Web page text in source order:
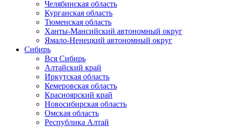
Челябинская область
Курганская область
Тюменская область
Ханты-Мансийский автономный округ
Ямало-Ненецкий автономный округ
Сибирь
Вся Сибирь
Алтайский край
Иркутская область
Кемеровская область
Красноярский край
Новосибирская область
Омская область
Республика Алтай